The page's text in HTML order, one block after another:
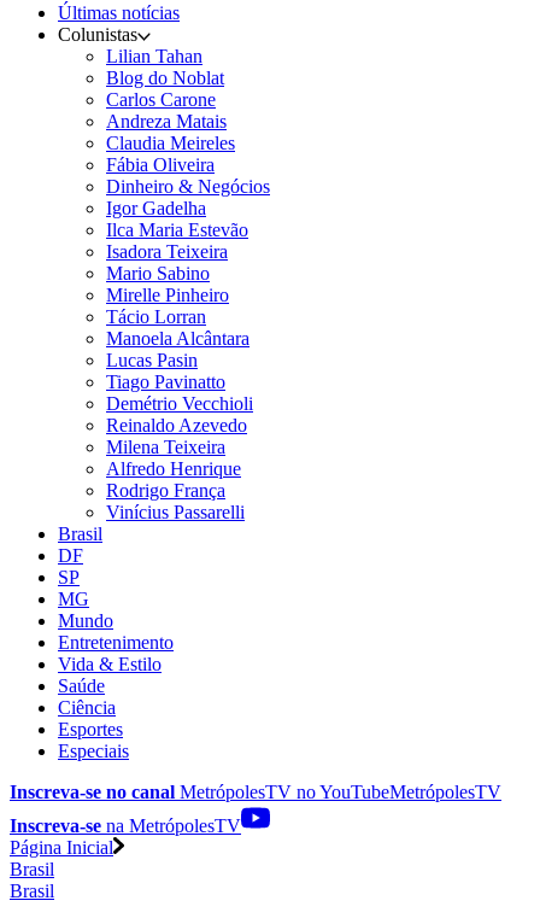
Últimas notícias
Colunistas
Lilian Tahan
Blog do Noblat
Carlos Carone
Andreza Matais
Claudia Meireles
Fábia Oliveira
Dinheiro & Negócios
Igor Gadelha
Ilca Maria Estevão
Isadora Teixeira
Mario Sabino
Mirelle Pinheiro
Tácio Lorran
Manoela Alcântara
Lucas Pasin
Tiago Pavinatto
Demétrio Vecchioli
Reinaldo Azevedo
Milena Teixeira
Alfredo Henrique
Rodrigo França
Vinícius Passarelli
Brasil
DF
SP
MG
Mundo
Entretenimento
Vida & Estilo
Saúde
Ciência
Esportes
Especiais
Inscreva-se no canal MetrópolesTV noYouTubeMetrópolesTV
Inscreva-se na MetrópolesTV
Página Inicial
Brasil
Brasil